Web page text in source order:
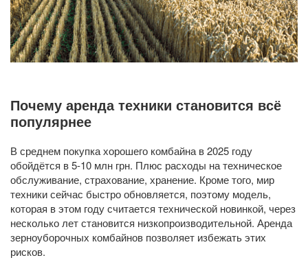
Почему аренда техники становится всё
популярнее
В среднем покупка хорошего комбайна в 2025 году
обойдётся в 5-10 млн грн. Плюс расходы на техническое
обслуживание, страхование, хранение. Кроме того, мир
техники сейчас быстро обновляется, поэтому модель,
которая в этом году считается технической новинкой, через
несколько лет становится низкопроизводительной. Аренда
зерноуборочных комбайнов позволяет избежать этих
рисков.